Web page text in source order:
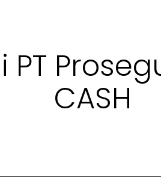
PT
CASH